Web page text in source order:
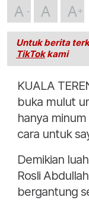
A A A
Untuk berita
TikTokkami
KUALA
buka mulut
hanya
cara untuk
​Demikian
Rosli
bergantung